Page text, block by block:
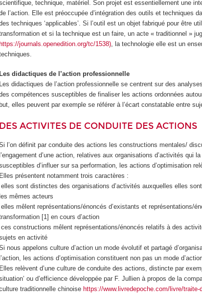
technique, matériel. Son projet est essentiellement une
l’action. Elle est préoccupée d’intégration des outils et techniques
techniques ‘applicables’. Si l’outil est un objet fabriqué pour être
et si la technique est un faire, un acte « traditionnel »
journals.openedition.org/tc/1538) , la technologie elle est un
Les didactiques de l’action professionnelle
Les didactiques de l’action professionnelle se centrent sur des
compétences susceptibles de finaliser les actions ordonnées
but, elles peuvent par exemple se référer à l’écart constatable entre
DES ACTIVITES DE CONDUITE DES ACTIONS
l’on définit par conduite des actions les constructions mentales/
l’engagement d’une action, relatives aux organisations d’activités qui
d’influer sur sa performation, les actions d’optimisation
Elles présentent notamment trois caractères :
elles sont distinctes des organisations d’activités auxquelles elles
les mêmes acteurs
elles mêlent représentations/énoncés d’existants et représentations/
[1] en cours d’action
ces constructions mêlent représentations/énoncés relatifs à des
en activité
nous appelons culture d’action un mode évolutif et partagé
l’action, les actions d’optimisation constituent non pas un mode
Elles relèvent d’une culture de conduite des actions, distincte par
ou d’efficience développée par F. Jullien à propos de la
traditionnelle chinoise https://www.livredepoche.com/livre/